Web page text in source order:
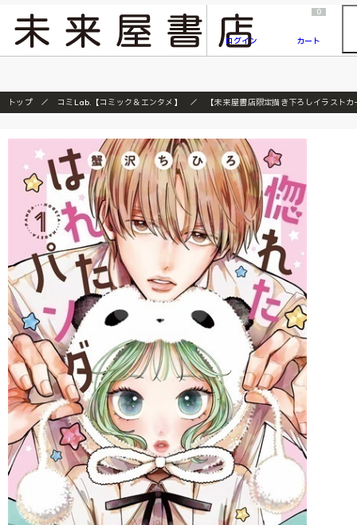
『ONE PIECE magazine 021 ONE PIECEカード付き同梱版』発売延期のご案内
ログイン
0
カート
トップ コミLab.【コミック＆エンタメ】 【未来屋書店限定描き下ろしイラスト